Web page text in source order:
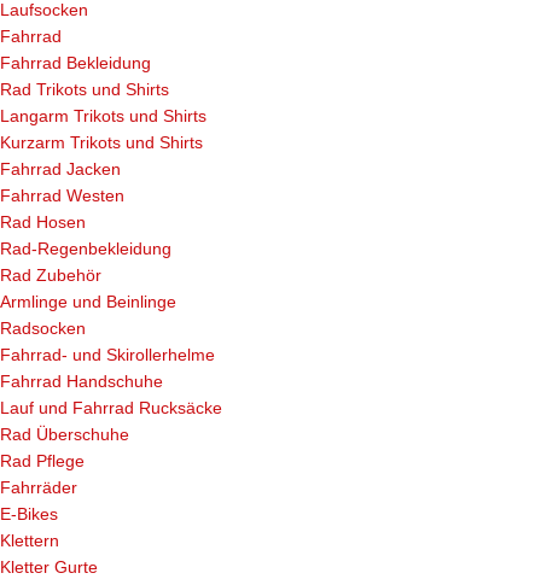
Laufsocken
Fahrrad
Fahrrad Bekleidung
Rad Trikots und Shirts
Langarm Trikots und Shirts
Kurzarm Trikots und Shirts
Fahrrad Jacken
Fahrrad Westen
Rad Hosen
Rad-Regenbekleidung
Rad Zubehör
Armlinge und Beinlinge
Radsocken
Fahrrad- und Skirollerhelme
Fahrrad Handschuhe
Lauf und Fahrrad Rucksäcke
Rad Überschuhe
Rad Pflege
Fahrräder
E-Bikes
Klettern
Kletter Gurte